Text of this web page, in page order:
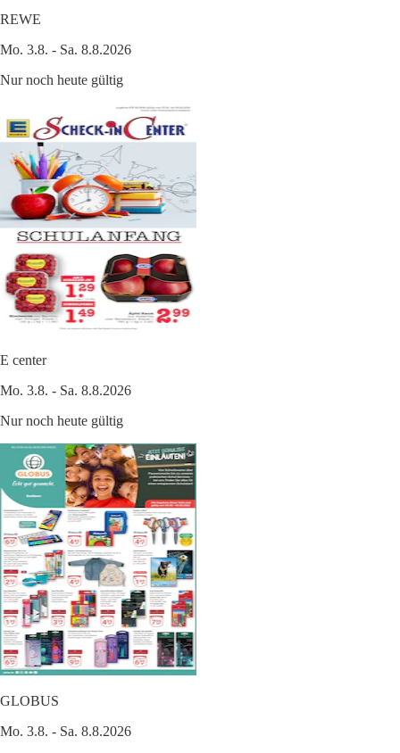
REWE
Mo. 3.8. - Sa. 8.8.2026
Nur noch heute gültig
E center
Mo. 3.8. - Sa. 8.8.2026
Nur noch heute gültig
GLOBUS
Mo. 3.8. - Sa. 8.8.2026